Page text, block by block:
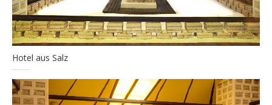
Hotel aus Salz